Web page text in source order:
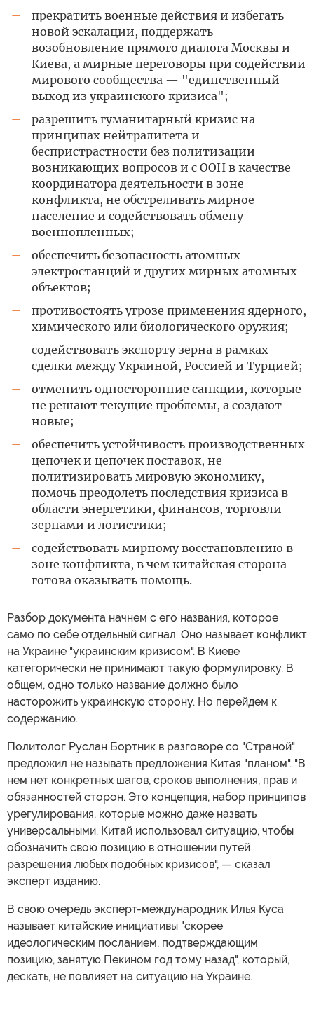
—
прекратить военные действия и избегать
новой эскалации, поддержать
возобновление прямого диалога Москвы и
Киева, а мирные переговоры при содействии
мирового сообщества — "единственный
выход из украинского кризиса";
—
разрешить гуманитарный кризис на
принципах нейтралитета и
беспристрастности без политизации
возникающих вопросов и с ООН в качестве
координатора деятельности в зоне
конфликта, не обстреливать мирное
население и содействовать обмену
военнопленных;
—
обеспечить безопасность атомных
электростанций и других мирных атомных
объектов;
—
противостоять угрозе применения ядерного,
химического или биологического оружия;
—
содействовать экспорту зерна в рамках
сделки между Украиной, Россией и Турцией;
—
отменить односторонние санкции, которые
не решают текущие проблемы, а создают
новые;
—
обеспечить устойчивость производственных
цепочек и цепочек поставок, не
политизировать мировую экономику,
помочь преодолеть последствия кризиса в
области энергетики, финансов, торговли
зернами и логистики;
—
содействовать мирному восстановлению в
зоне конфликта, в чем китайская сторона
готова оказывать помощь.
Разбор документа начнем с его названия, которое
само по себе отдельный сигнал. Оно называет конфликт
на Украине "украинским кризисом". В Киеве
категорически не принимают такую формулировку. В
общем, одно только название должно было
насторожить украинскую сторону. Но перейдем к
содержанию.
Политолог Руслан Бортник в разговоре со "Страной"
предложил не называть предложения Китая "планом". "В
нем нет конкретных шагов, сроков выполнения, прав и
обязанностей сторон. Это концепция, набор принципов
урегулирования, которые можно даже назвать
универсальными. Китай использовал ситуацию, чтобы
обозначить свою позицию в отношении путей
разрешения любых подобных кризисов", — сказал
эксперт изданию.
В свою очередь эксперт-международник Илья Куса
называет китайские инициативы "скорее
идеологическим посланием, подтверждающим
позицию, занятую Пекином год тому назад", который,
дескать, не повлияет на ситуацию на Украине.